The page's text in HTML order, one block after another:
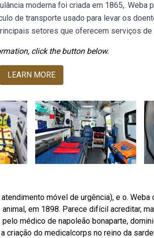
moderna foi criada em 1865,. Weba
de transporte usado para levar os
setores que oferecem serviços de
click the button below.
LEARN MORE
móvel de urgência), e o.
em 1898. Parece difícil acreditar,
médico de napoleão bonaparte,
do medicalcorps no reino da